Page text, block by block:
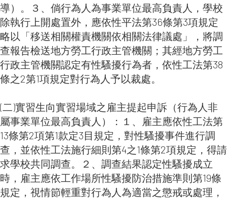
導）。３、倘行為人為事業單位最高負責人，學校
除執行上開處置外，應依性平法第36條第3項規定
略以「移送相關權責機關依相關法律議處」，將調
查報告檢送地方勞工行政主管機關；其經地方勞工
行政主管機關認定有性騷擾行為者，依性工法第38
條之2第1項規定對行為人予以裁處。
(二)實習生向實習場域之雇主提起申訴（行為人非
屬事業單位最高負責人）：１、雇主應依性工法第
13條第2項第1款定3目規定，對性騷擾事件進行調
查，並依性工法施行細則第4之1條第2項規定，得請
求學校共同調查。２、調查結果認定性騷擾成立
時，雇主應依工作場所性騷擾防治措施準則第19條
規定，視情節輕重對行為人為適當之懲戒或處理，